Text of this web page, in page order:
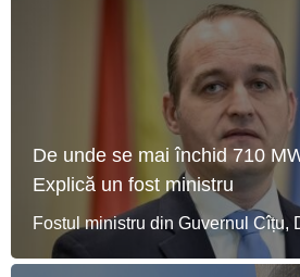
De unde se mai închid 710
Explică un fost ministru
Fostul ministru din Guvernul Cîțu,